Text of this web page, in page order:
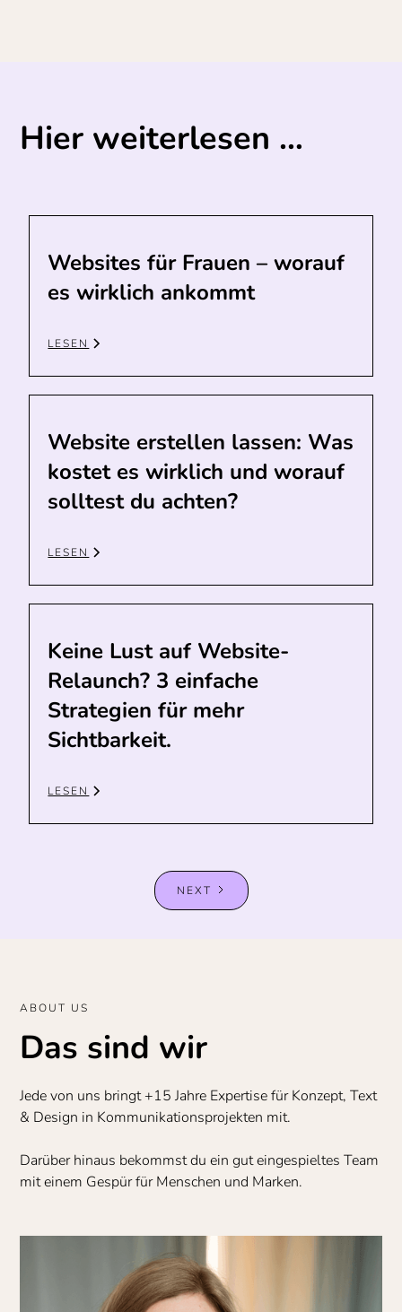
Hier weiterlesen …
Websites für Frauen – worauf
es wirklich ankommt
LESEN
Website erstellen lassen: Was
kostet es wirklich und worauf
solltest du achten?
LESEN
Keine Lust auf Website-
Relaunch? 3 einfache
Strategien für mehr
Sichtbarkeit.
LESEN
NEXT
ABOUT US
Das sind wir
Jede von uns bringt +15 Jahre Expertise für Konzept, Text
& Design in Kommunikationsprojekten mit.
Darüber hinaus bekommst du ein gut eingespieltes Team
mit einem Gespür für Menschen und Marken.